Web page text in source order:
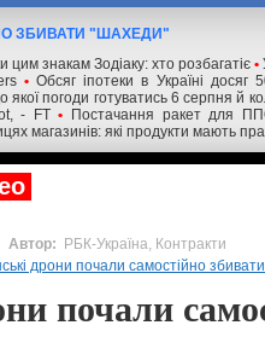
ЗБИВАТИ "ШАХЕДИ"
цим знакам Зодіаку: хто розбагатіє •
• Обсяг іпотеки в Україні
якої погоди готуватись 6 серпня й
- FT •
Постачання ракет для
магазинів: які продукти мають
РБК-Україна, Контракти
дрони почали самостійно
почали